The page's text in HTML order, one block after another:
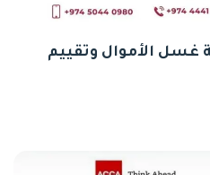
غسل الأموال وتقييم